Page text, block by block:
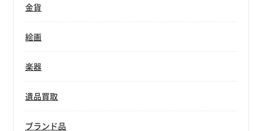
金貨
絵画
楽器
遺品買取
ブランド品